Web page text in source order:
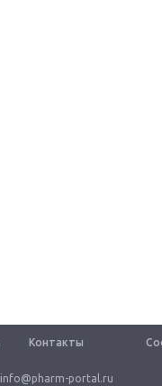
Контакты
info@pharm-portal.ru